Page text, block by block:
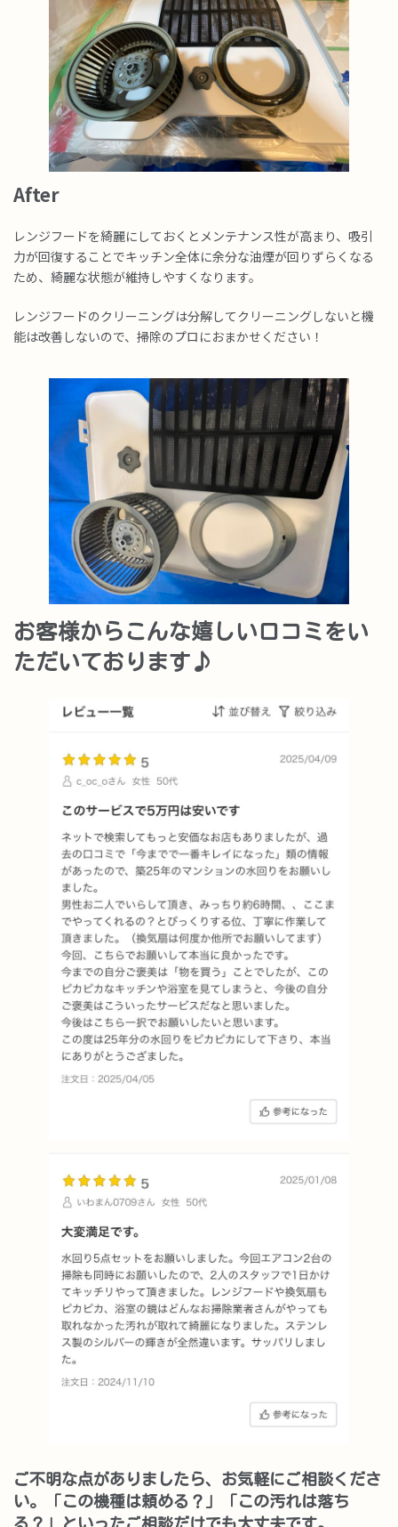
After
レンジフードを綺麗にしておくとメンテナンス性が高まり、吸引
力が回復することでキッチン全体に余分な油煙が回りずらくなる
ため、綺麗な状態が維持しやすくなります。
レンジフードのクリーニングは分解してクリーニングしないと機
能は改善しないので、掃除のプロにおまかせください！
お客様からこんな嬉しい口コミをい
ただいております♪
ご不明な点がありましたら、お気軽にご相談くださ
い。「この機種は頼める？」「この汚れは落ち
る？」といったご相談だけでも大丈夫です。